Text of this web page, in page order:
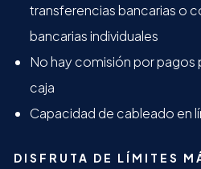
transferencias bancarias o
bancarias individuales
No hay comisión por pagos
caja
Capacidad de cableado en
DISFRUTA DE LÍMITES